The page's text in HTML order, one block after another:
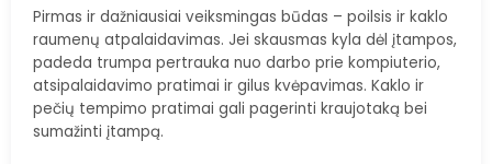
Pirmas ir dažniausiai veiksmingas būdas – poilsis ir kaklo
raumenų atpalaidavimas. Jei skausmas kyla dėl įtampos,
padeda trumpa pertrauka nuo darbo prie kompiuterio,
atsipalaidavimo pratimai ir gilus kvėpavimas. Kaklo ir
pečių tempimo pratimai gali pagerinti kraujotaką bei
sumažinti įtampą.